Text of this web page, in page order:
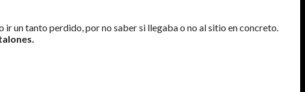
ir un tanto perdido, por no saber si llegaba o no al sitio en concreto.